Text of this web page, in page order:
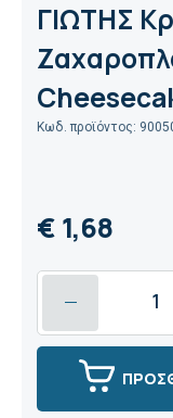
ΓΙΩΤΗΣ
Κωδ. προϊόντος:
€ 1,68